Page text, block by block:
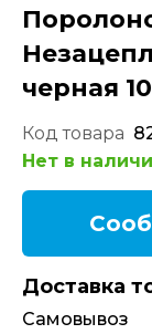
черная
Код товара
Нет в
Доставка
Самовывоз